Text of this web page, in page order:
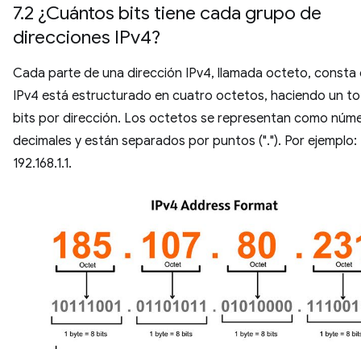
7.2 ¿Cuántos bits tiene cada grupo de
direcciones IPv4?
Cada parte de una dirección IPv4, llamada octeto, consta
IPv4 está estructurado en cuatro octetos, haciendo un
bits por dirección. Los octetos se representan como
decimales y están separados por puntos ("."). Por ejemplo:
192.168.1.1.